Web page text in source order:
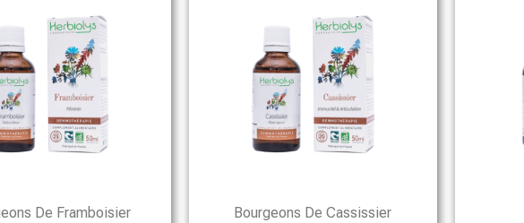
De Framboisier Bourgeons De Cassissier